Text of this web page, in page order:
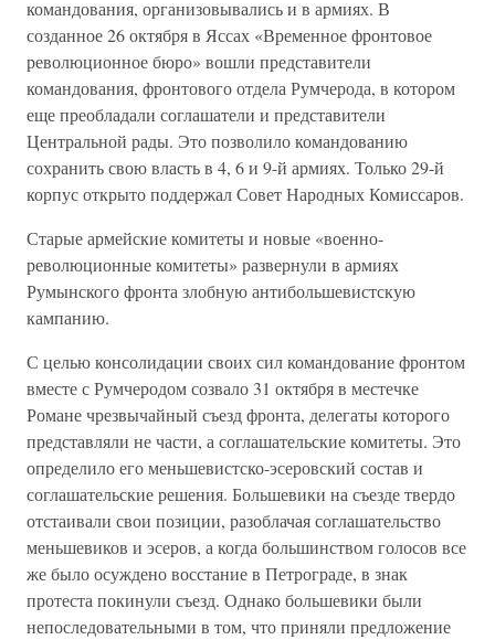
командования, организовывались и в армиях. В
созданное 26 октября в Яссах «Временное фронтовое
революционное бюро» вошли представители
командования, фронтового отдела Румчерода, в котором
еще преобладали соглашатели и представители
Центральной рады. Это позволило командованию
сохранить свою власть в 4, 6 и 9-й армиях. Только 29-й
корпус открыто поддержал Совет Народных Комиссаров.
Старые армейские комитеты и новые «военно-
революционные комитеты» развернули в армиях
Румынского фронта злобную антибольшевистскую
кампанию.
С целью консолидации своих сил командование фронтом
вместе с Румчеродом созвало 31 октября в местечке
Романе чрезвычайный съезд фронта, делегаты которого
представляли не части, а соглашательские комитеты. Это
определило его меньшевистско-эсеровский состав и
соглашательские решения. Большевики на съезде твердо
отстаивали свои позиции, разоблачая соглашательство
меньшевиков и эсеров, а когда большинством голосов все
же было осуждено восстание в Петрограде, в знак
протеста покинули съезд. Однако большевики были
непоследовательными в том, что приняли предложение